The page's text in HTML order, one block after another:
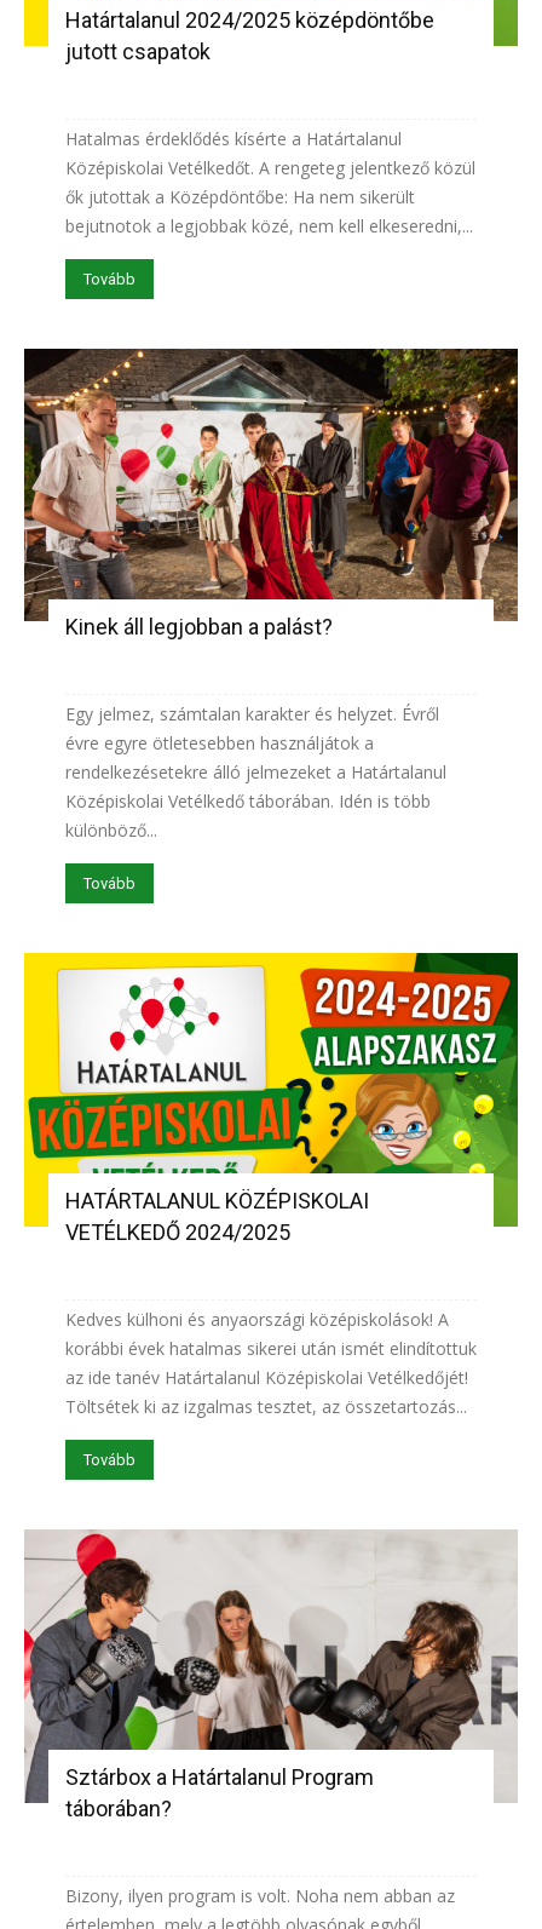
Határtalanul 2024/2025 középdöntőbe
jutott csapatok
Hatalmas érdeklődés kísérte a Határtalanul
Középiskolai Vetélkedőt. A rengeteg jelentkező közül
ők jutottak a Középdöntőbe: Ha nem sikerült
bejutnotok a legjobbak közé, nem kell elkeseredni,...
Tovább
Kinek áll legjobban a palást?
Egy jelmez, számtalan karakter és helyzet. Évről
évre egyre ötletesebben használjátok a
rendelkezésetekre álló jelmezeket a Határtalanul
Középiskolai Vetélkedő táborában. Idén is több
különböző...
Tovább
HATÁRTALANUL KÖZÉPISKOLAI
VETÉLKEDŐ 2024/2025
Kedves külhoni és anyaországi középiskolások! A
korábbi évek hatalmas sikerei után ismét elindítottuk
az ide tanév Határtalanul Középiskolai Vetélkedőjét!
Töltsétek ki az izgalmas tesztet, az összetartozás...
Tovább
Sztárbox a Határtalanul Program
táborában?
Bizony, ilyen program is volt. Noha nem abban az
értelemben, mely a legtöbb olvasónak egyből